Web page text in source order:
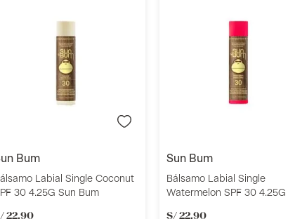
sun bum
Labial Single Coconut
30 4.25G Sun Bum
22.90
sun bum
Bálsamo Labial Single
Watermelon SPF 30 4.25G
S/ 22.90